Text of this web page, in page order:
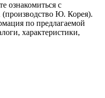
ознакомиться с
Ю. Корея).
по предлагаемой
характеристики,